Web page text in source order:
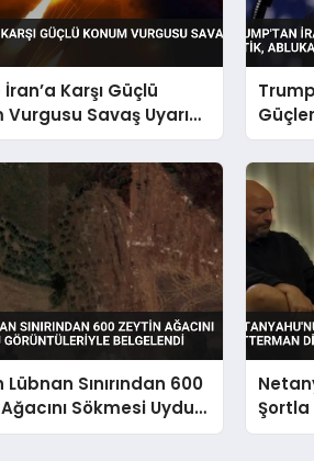
Karşı Güçlü
Vurgusu Savaş Uyarısı
Lübnan Sınırından 600
Sökmesi Uydu
Belgelendi
Şortla